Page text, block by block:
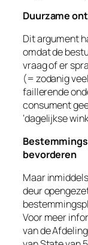
Duurzame
Dit argument
omdat de
vraag of er
(= zodanig
faillerende
consument
‘dagelijkse
bevorderen
Maar
deur
Voor meer
van de